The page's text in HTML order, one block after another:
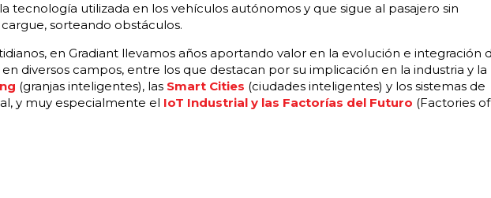
tecnología utilizada en los vehículos autónomos y que sigue al pasajero sin
sorteando obstáculos.
en Gradiant llevamos años aportando valor en la evolución e integración
diversos campos, entre los que destacan por su implicación en la industria y la
(granjas inteligentes), las Smart Cities (ciudades inteligentes) y los sistemas de
y muy especialmente el IoT Industrial y las Factorías del Futuro (Factories of